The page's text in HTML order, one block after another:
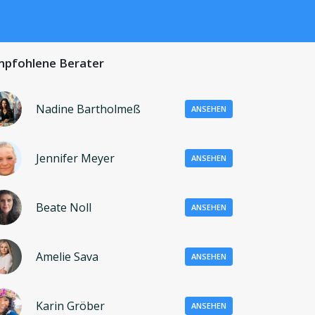
Berater
Nadine Bartholmeß ANSEHEN
Jennifer Meyer ANSEHEN
Beate Noll ANSEHEN
Amelie Sava ANSEHEN
Karin Gröber ANSEHEN